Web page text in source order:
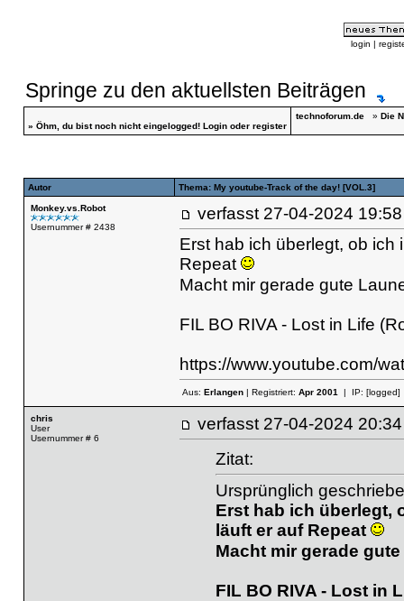
login |
Springe zu den aktuellsten Beiträgen
» Öhm, du bist noch nicht eingelogged! Loginoder register
technoforum.de» Die
Autor Thema: My youtube-Track of the day! [VOL.3]
Monkey.vs.Robot
Usernummer # 2438
verfasst 27-04-2024
Erst hab ich überlegt, ob ich
Repeat
Macht mir gerade gute
FIL BO RIVA - Lost in Life
https://www.youtube.com/
Aus: Erlangen| Registriert: Apr 2001| IP: [logged]
chris
User
Usernummer # 6
verfasst 27-04-2024
Zitat:
Ursprünglich
Erst hab ich überlegt,
läuft er auf Repeat
Macht mir gerade
FIL BO RIVA - Lost in